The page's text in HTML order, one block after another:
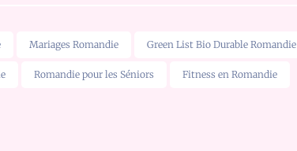
Mariages Romandie Green List Bio Durable Romandie
Romandie pour les Séniors Fitness en Romandie